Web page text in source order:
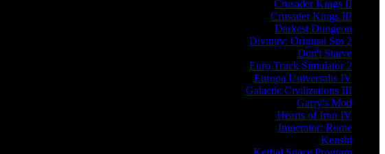
Crusader Kings II
Crusader Kings III
Darkest Dungeon
Divinity: Original Sin 2
Don't Starve
Euro Truck Simulator 2
Europa Universalis IV
Galactic Civilizations III
Garry's Mod
Hearts of Iron IV
Imperator: Rome
Kenshi